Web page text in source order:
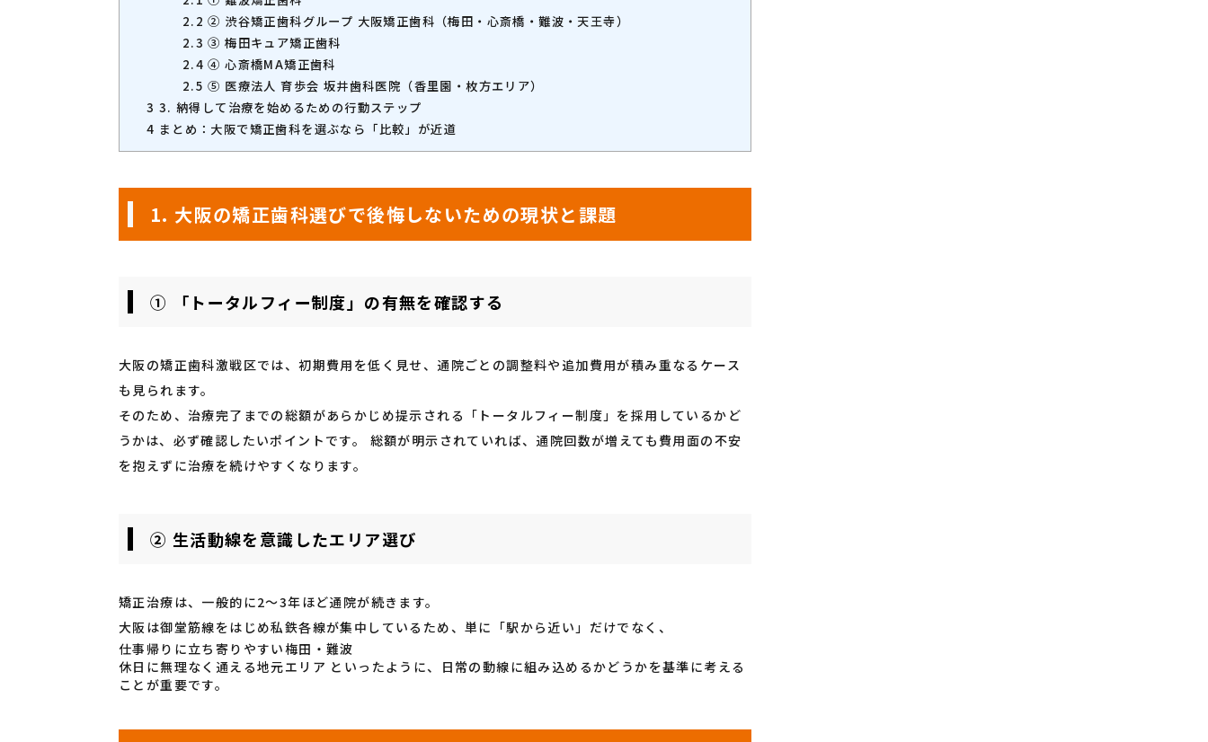
2.2 ② 渋谷矯正歯科グループ 大阪矯正歯科（梅田・心斎橋・難波・天王寺）
2.3 ③ 梅田キュア矯正歯科
2.4 ④ 心斎橋MA矯正歯科
2.5 ⑤ 医療法人 育歩会 坂井歯科医院（香里園・枚方エリア）
3 3. 納得して治療を始めるための行動ステップ
4 まとめ：大阪で矯正歯科を選ぶなら「比較」が近道
1. 大阪の矯正歯科選びで後悔しないための現状と課題
① 「トータルフィー制度」の有無を確認する
大阪の矯正歯科激戦区では、初期費用を低く見せ、通院ごとの調整料や追加費用が積み重なるケース
も見られます。
そのため、治療完了までの総額があらかじめ提示される「トータルフィー制度」を採用しているかど
うかは、必ず確認したいポイントです。 総額が明示されていれば、通院回数が増えても費用面の不安
を抱えずに治療を続けやすくなります。
② 生活動線を意識したエリア選び
矯正治療は、一般的に2〜3年ほど通院が続きます。
大阪は御堂筋線をはじめ私鉄各線が集中しているため、単に「駅から近い」だけでなく、
仕事帰りに立ち寄りやすい梅田・難波
休日に無理なく通える地元エリア といったように、日常の動線に組み込めるかどうかを基準に考える
ことが重要です。